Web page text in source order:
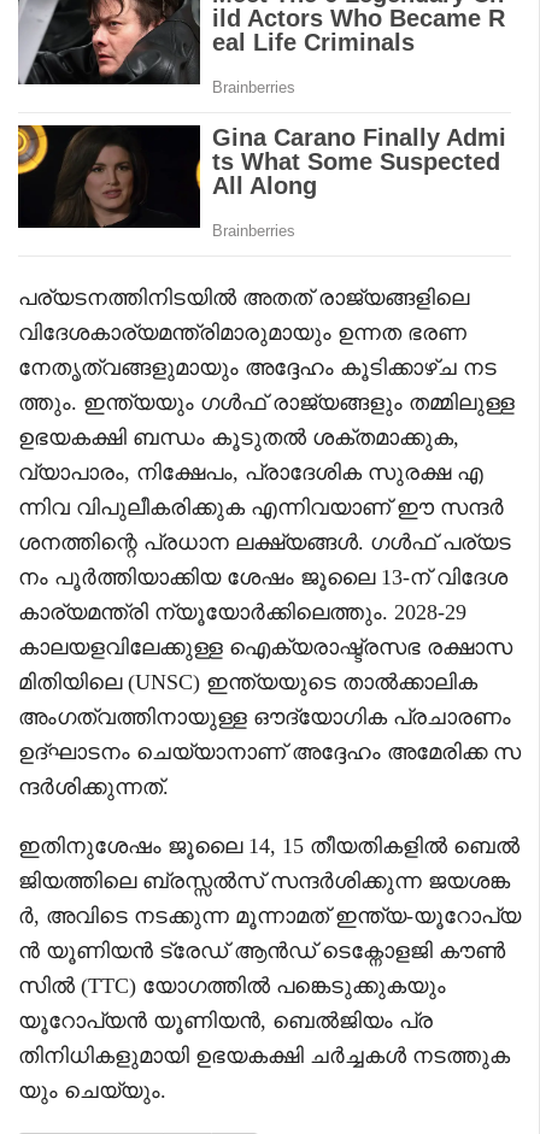
പര്യടനത്തിനിടയിൽ അതത് രാജ്യങ്ങളിലെ
വിദേശകാര്യമന്ത്രിമാരുമായും ഉന്നത ഭരണ
നേതൃത്വങ്ങളുമായും അദ്ദേഹം കൂടിക്കാഴ്ച നട
ത്തും. ഇന്ത്യയും ഗൾഫ് രാജ്യങ്ങളും തമ്മിലുള്ള
ഉഭയകക്ഷി ബന്ധം കൂടുതൽ ശക്തമാക്കുക,
വ്യാപാരം, നിക്ഷേപം, പ്രാദേശിക സുരക്ഷ എ
ന്നിവ വിപുലീകരിക്കുക എന്നിവയാണ് ഈ സന്ദർ
ശനത്തിന്റെ പ്രധാന ലക്ഷ്യങ്ങൾ. ഗൾഫ് പര്യട
നം പൂർത്തിയാക്കിയ ശേഷം ജൂലൈ 13-ന് വിദേശ
കാര്യമന്ത്രി ന്യൂയോർക്കിലെത്തും. 2028-29
കാലയളവിലേക്കുള്ള ഐക്യരാഷ്ട്രസഭ രക്ഷാസ
മിതിയിലെ (UNSC) ഇന്ത്യയുടെ താൽക്കാലിക
അംഗത്വത്തിനായുള്ള ഔദ്യോഗിക പ്രചാരണം
ഉദ്ഘാടനം ചെയ്യാനാണ് അദ്ദേഹം അമേരിക്ക സ
ന്ദർശിക്കുന്നത്.
ഇതിനുശേഷം ജൂലൈ 14, 15 തീയതികളിൽ ബെൽ
ജിയത്തിലെ ബ്രസ്സൽസ് സന്ദർശിക്കുന്ന ജയശങ്ക
ർ, അവിടെ നടക്കുന്ന മൂന്നാമത് ഇന്ത്യ-യൂറോപ്യ
ൻ യൂണിയൻ ട്രേഡ് ആൻഡ് ടെക്നോളജി കൗൺ
സിൽ (TTC) യോഗത്തിൽ പങ്കെടുക്കുകയും
യൂറോപ്യൻ യൂണിയൻ, ബെൽജിയം പ്ര
തിനിധികളുമായി ഉഭയകക്ഷി ചർച്ചകൾ നടത്തുക
യും ചെയ്യും.